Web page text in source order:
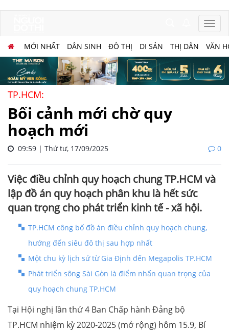
MỚI NHẤT DÂN SINH ĐÔ THỊ DI SẢN THỊ DÂN VĂN
TP.HCM:
Bối cảnh mới chờ quy
hoạch mới
09:59 | Thứ tư, 17/09/2025 0
Việc điều chỉnh quy hoạch chung TP.HCM và
lập đồ án quy hoạch phân khu là hết sức
quan trọng cho phát triển kinh tế - xã hội.
TP.HCM công bố đồ án điều chỉnh quy hoạch chung,
hướng đến siêu đô thị sau hợp nhất
Một chu kỳ lịch sử từ Gia Định đến Megapolis TP.HCM
Phát triển sông Sài Gòn là điểm nhấn quan trọng của
quy hoạch chung TP.HCM
Tại Hội nghị lần thứ 4 Ban Chấp hành Đảng bộ
TP.HCM nhiệm kỳ 2020-2025 (mở rộng) hôm 15.9, Bí